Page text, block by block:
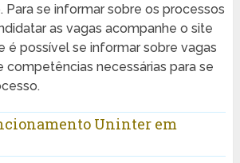
Para se informar sobre os processos
as vagas acompanhe o site
é possível se informar sobre vagas
competências necessárias para se
Uninter em